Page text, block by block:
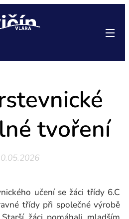
tvoření
učení se žáci třídy 6.C
třídy při společné výrobě